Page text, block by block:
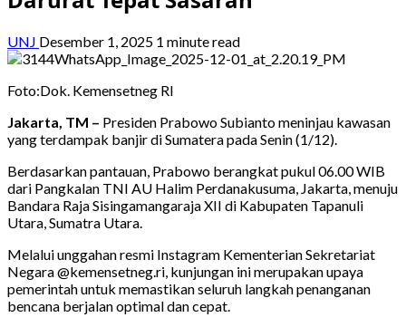
UNJ Desember 1, 2025 1 minute read
Foto:Dok. Kemensetneg RI
Jakarta, TM – Presiden Prabowo Subianto meninjau kawasan
yang terdampak banjir di Sumatera pada Senin (1/12).
Berdasarkan pantauan, Prabowo berangkat pukul 06.00 WIB
dari Pangkalan TNI AU Halim Perdanakusuma, Jakarta, menuju
Bandara Raja Sisingamangaraja XII di Kabupaten Tapanuli
Utara, Sumatra Utara.
Melalui unggahan resmi Instagram Kementerian Sekretariat
Negara @kemensetneg.ri, kunjungan ini merupakan upaya
pemerintah untuk memastikan seluruh langkah penanganan
bencana berjalan optimal dan cepat.